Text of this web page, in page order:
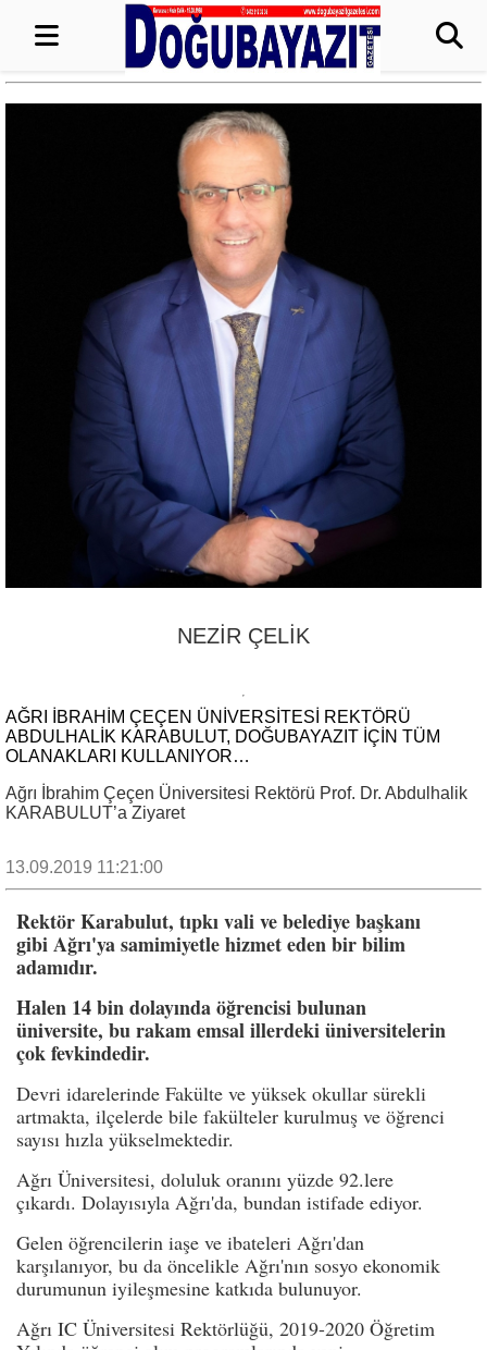
NEZİR ÇELİK
AĞRI IBRAHİM ÇEÇEN ÜNİVERSİTESİ REKTÖRÜ
ABDULHALİK KARABULUT, DOĞUBAYAZIT İÇİN TÜM
OLANAKLARI KULLANIYOR…
Ağrı İbrahim Çeçen Üniversitesi Rektörü Prof. Dr. Abdulhalik
KARABULUT’a Ziyaret
13.09.2019 11:21:00
Rektör Karabulut, tıpkı vali ve belediye başkanı
gibi Ağrı'ya samimiyetle hizmet eden bir bilim
adamıdır.
Halen 14 bin dolayında öğrencisi bulunan
üniversite, bu rakam emsal illerdeki üniversitelerin
çok fevkindedir.
Devri idarelerinde Fakülte ve yüksek okullar sürekli
artmakta, ilçelerde bile fakülteler kurulmuş ve öğrenci
sayısı hızla yükselmektedir.
Ağrı Üniversitesi, doluluk oranını yüzde 92.lere
çıkardı. Dolayısıyla Ağrı'da, bundan istifade ediyor.
Gelen öğrencilerin iaşe ve ibateleri Ağrı'dan
karşılanıyor, bu da öncelikle Ağrı'nın sosyo ekonomik
durumunun iyileşmesine katkıda bulunuyor.
Ağrı IC Üniversitesi Rektörlüğü, 2019-2020 Öğretim